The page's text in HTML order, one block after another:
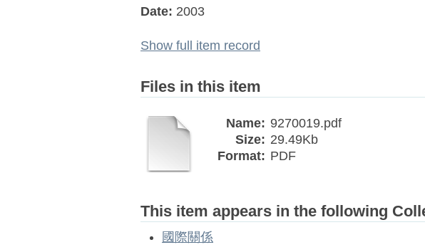
Date: 2003
Show full item record
Files in this item
Name: 9270019.pdf
Size: 29.49Kb
Format: PDF
This item appears in the following
國際關係